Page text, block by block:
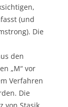
(und
Die
den
„M“ vor
Verfahren
Die
von Stasik